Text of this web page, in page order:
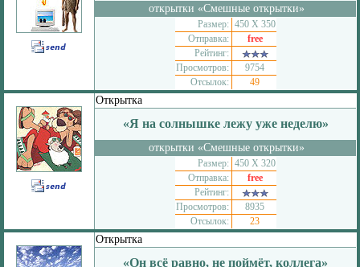
открытки «Смешные открытки»
Размер: 450 Х 350
Отправка:
free
Рейтинг:
Просмотров:
9754
Отсылок:
49
Открытка
«Я на солнышке лежу уже неделю»
открытки «Смешные открытки»
Размер: 450 Х 320
Отправка:
free
Рейтинг:
Просмотров:
8935
Отсылок:
23
Открытка
«Он всё равно, не поймёт, коллега»